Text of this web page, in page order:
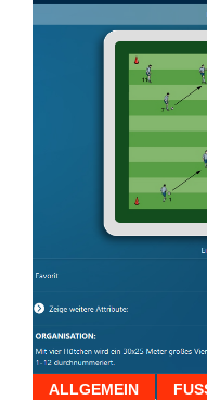
ALLGEMEIN